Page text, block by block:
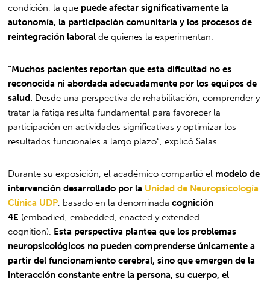
condición, la que puede afectar significativamente la
autonomía, la participación comunitaria y los procesos de
reintegración laboralde quienes la experimentan.
“Muchos pacientes reportan que esta dificultad no es
reconocida ni abordada adecuadamente por los equipos de
salud. Desde una perspectiva de rehabilitación, comprender y
tratar la fatiga resulta fundamental para favorecer la
participación en actividades significativas y optimizar los
resultados funcionales a largo plazo”, explicó Salas.
Durante su exposición, el académico compartió el modelo de
intervención desarrollado por la Unidad de Neuropsicología
Clínica UDP , basado en la denominadacognición
4E (embodied, embedded, enacted y extended
cognition). Esta perspectiva plantea que los problemas
neuropsicológicos no pueden comprenderse únicamente a
partir del funcionamiento cerebral, sino que emergen de la
interacción constante entre la persona, su cuerpo, el